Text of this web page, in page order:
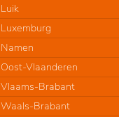
Vlaanderen
Brabant
Brabant